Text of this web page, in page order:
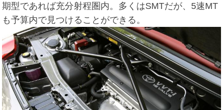
期型であれば充分射程圏内。多くはSMTだが、5速MT
も予算内で見つけることができる。